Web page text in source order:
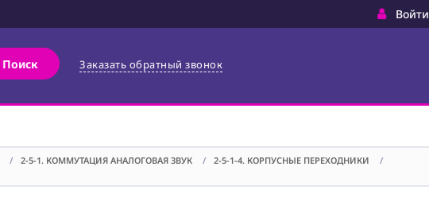
Войти
Поиск Заказать обратный звонок
/ 2-5-1. КОММУТАЦИЯ АНАЛОГОВАЯ ЗВУК / 2-5-1-4. КОРПУСНЫЕ ПЕРЕХОДНИКИ
/